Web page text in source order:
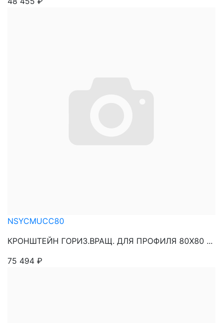
NSYCMUCC80
КРОНШТЕЙН ГОРИЗ.ВРАЩ. ДЛЯ ПРОФИЛЯ 80Х80 ...
75 494 ₽